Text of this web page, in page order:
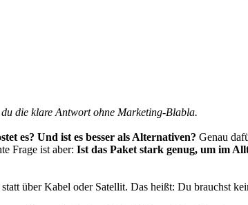
die klare Antwort ohne Marketing-Blabla.
es? Und ist es besser als Alternativen? Genau
Frage ist aber: Ist das Paket stark genug, um im
über Kabel oder Satellit. Das heißt: Du brauchst